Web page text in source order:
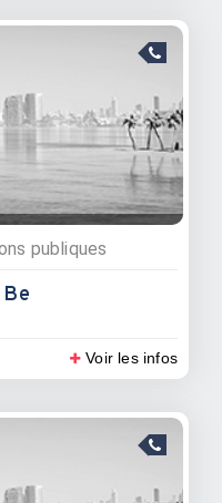
publiques
Voir les infos